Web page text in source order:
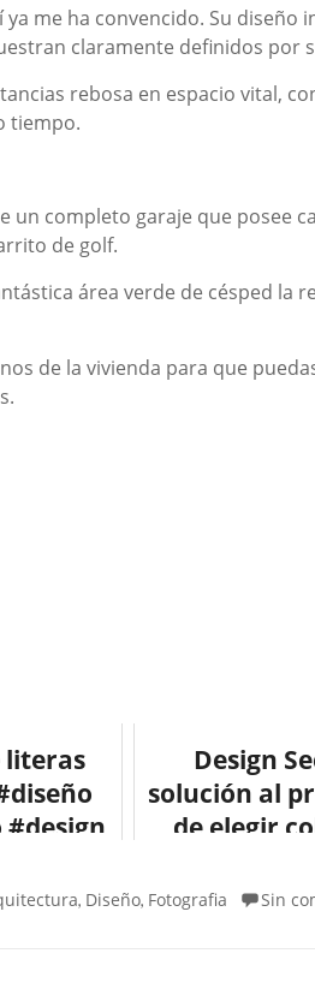
ya me ha convencido. Su
claramente definidos por
rebosa en espacio vital,
tiempo.
un completo garaje que posee
de golf.
área verde de césped la
de la vivienda para que
literas
Design
solución al
de elegir
, Diseño, Fotografia Sin